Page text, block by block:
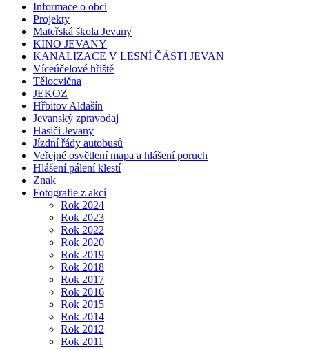
Informace o obci
Projekty
Mateřská škola Jevany
KINO JEVANY
KANALIZACE V LESNÍ ČÁSTI JEVAN
Víceúčelové hřiště
Tělocvična
JEKOZ
Hřbitov Aldašín
Jevanský zpravodaj
Hasiči Jevany
Jízdní řády autobusů
Veřejné osvětlení mapa a hlášení poruch
Hlášení pálení klestí
Znak
Fotografie z akcí
Rok 2024
Rok 2023
Rok 2022
Rok 2020
Rok 2019
Rok 2018
Rok 2017
Rok 2016
Rok 2015
Rok 2014
Rok 2012
Rok 2011